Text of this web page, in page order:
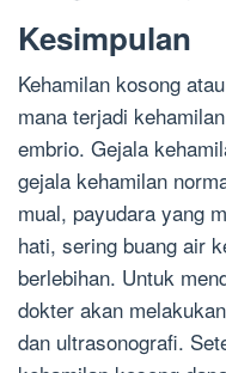
Kesimpulan
Kehamilan kosong
mana terjadi
embrio. Gejala
gejala kehamilan
mual, payudara yang
hati, sering buang air
berlebihan. Untuk
dokter akan
dan ultrasonografi.